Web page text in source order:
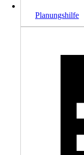
Planungshilfe